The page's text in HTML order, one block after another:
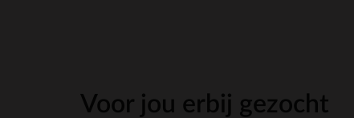
Voor jou erbij gezocht